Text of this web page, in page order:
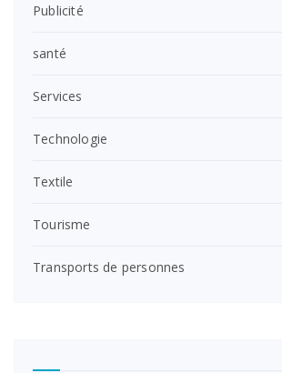
Publicité
santé
Services
Technologie
Textile
Tourisme
Transports de personnes